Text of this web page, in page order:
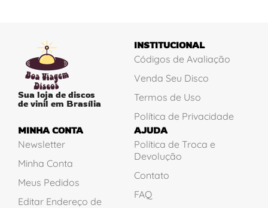
Sua loja de discos
de vinil em Brasília
INSTITUCIONAL
Códigos de Avaliação
Venda Seu Disco
Termos de Uso
Política de Privacidade
MINHA CONTA
Newsletter
Minha Conta
Meus Pedidos
Editar Endereço de
AJUDA
Política de Troca e
Devolução
Contato
FAQ